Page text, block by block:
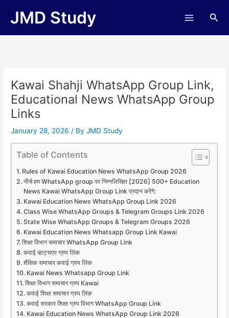
JMD Study
Kawai Shahji WhatsApp Group Link,
Educational News WhatsApp Group
Links
January 28, 2026/ ByJMD Study
Table of Contents
Rules of Kawai Education News WhatsApp Group 2026
नीचे हम WhatsApp group पर निम्नलिखित [2026] 500+ Education
News Kawai WhatsApp Group Link प्रदान करेंगे:
Kawai Education News WhatsApp Group Link 2026
Class Wise WhatsApp Groups & Telegram Groups Link 2026
State Wise WhatsApp Groups & Telegram Groups 2026
Kawai Education News Whatsapp Group Link Kawai
शिक्षा विभाग समाचार WhatsApp Group Link
कवाई व्हाट्सएप ग्रुप लिंक
शैक्षिक समाचार कवाई ग्रुप लिंक
Kawai News Whatsapp Group Link
शिक्षा विभाग समाचार ग्रुप Kawai
कवाई शिक्षा समाचार ग्रुप लिंक
कवाई सरकार शिक्षा ग्रुप विभाग WhatsApp Group Link
Kawai Education News WhatsApp Group Link 2026